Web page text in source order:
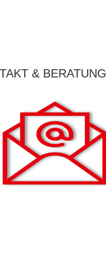
& BERATUNG